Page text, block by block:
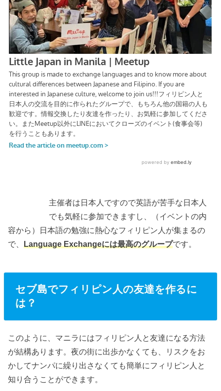
主催者は日本人ですので英語が苦手な日本人
でも気軽に参加できますし、（イベントの内
容から）日本語の勉強に熱心なフィリピン人が集まるの
で、Language Exchangeには最高のグループです。
セブ島でフィリピン人の友達を作るに
は？
このように、マニラにはフィリピン人と友達になる方法
が結構あります。夜の街に出歩かなくても、リスクをお
かしてナンパに繰り出さなくても簡単にフィリピン人と
知り合うことができます。